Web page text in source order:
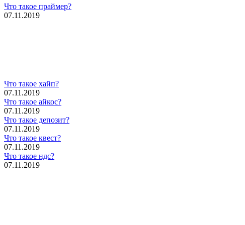
Что такое праймер?
07.11.2019
Что такое хайп?
07.11.2019
Что такое айкос?
07.11.2019
Что такое депозит?
07.11.2019
Что такое квест?
07.11.2019
Что такое ндс?
07.11.2019